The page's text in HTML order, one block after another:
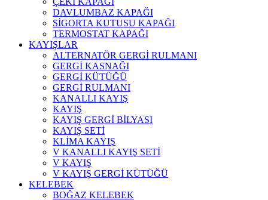
DAVLUMBAZ KAPAĞI
SİGORTA KUTUSU KAPAĞI
TERMOSTAT KAPAĞI
KAYIŞLAR
ALTERNATÖR GERGİ RULMANI
GERGİ KASNAĞI
GERGİ KÜTÜĞÜ
GERGİ RULMANI
KANALLI KAYIŞ
KAYIŞ
KAYIŞ GERGİ BİLYASI
KAYIŞ SETİ
KLİMA KAYIŞ
V KANALLI KAYIŞ SETİ
V KAYIŞ
V KAYIŞ GERGİ KÜTÜĞÜ
KELEBEK
BOĞAZ KELEBEK